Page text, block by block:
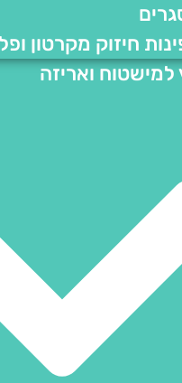
חיזוק מקרטון
ואריזה